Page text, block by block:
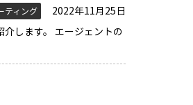
ティング
2022年11月25日
します。 エージェントの